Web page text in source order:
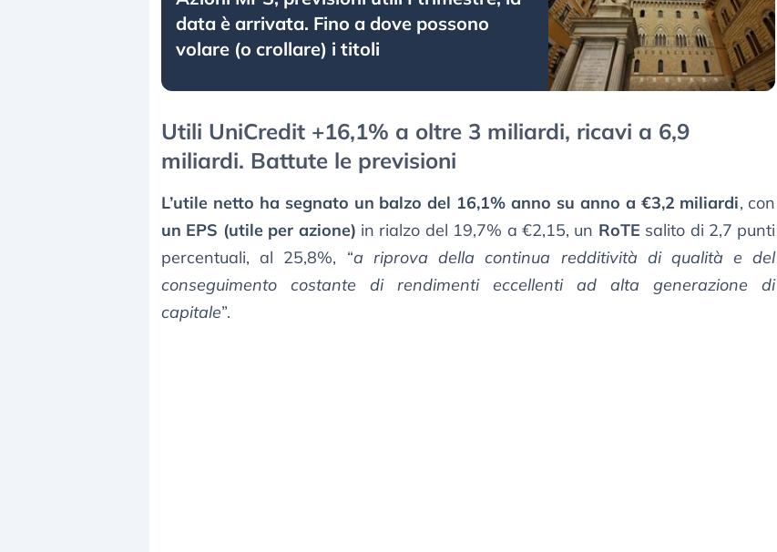
data è arrivata. Fino a dove possono
volare (o crollare) i titoli
Utili UniCredit +16,1% a oltre 3 miliardi, ricavi a 6,9
miliardi. Battute le previsioni
L’utile netto ha segnato un balzo del 16,1% anno su anno a €3,2 miliardi, con
un EPS (utile per azione) in rialzo del 19,7% a €2,15, un RoTE salito di 2,7 punti
percentuali, al 25,8%, “a riprova della continua redditività di qualità e del
conseguimento costante di rendimenti eccellenti ad alta generazione di
capitale”.